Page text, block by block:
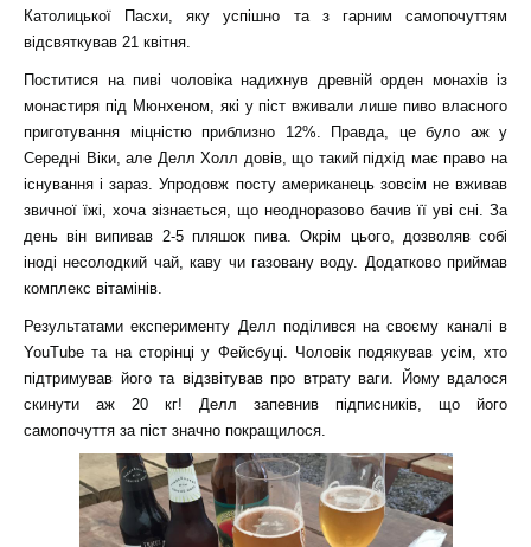
Католицької Пасхи, яку успішно та з гарним самопочуттям
відсвяткував 21 квітня.
Поститися на пиві чоловіка надихнув древній орден монахів із
монастиря під Мюнхеном, які у піст вживали лише пиво власного
приготування міцністю приблизно 12%. Правда, це було аж у
Середні Віки, але Делл Холл довів, що такий підхід має право на
існування і зараз. Упродовж посту американець зовсім не вживав
звичної їжі, хоча зізнається, що неодноразово бачив її уві сні. За
день він випивав 2-5 пляшок пива. Окрім цього, дозволяв собі
іноді несолодкий чай, каву чи газовану воду. Додатково приймав
комплекс вітамінів.
Результатами експерименту Делл поділився на своєму каналі в
YouTube та на сторінці у Фейсбуці. Чоловік подякував усім, хто
підтримував його та відзвітував про втрату ваги. Йому вдалося
скинути аж 20 кг! Делл запевнив підписників, що його
самопочуття за піст значно покращилося.